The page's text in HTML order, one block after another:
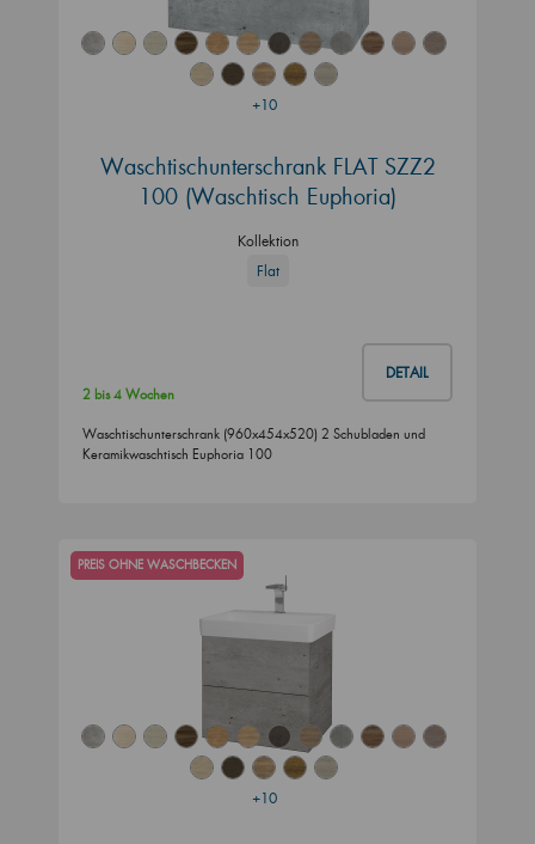
+10
Waschtischunterschrank FLAT SZZ2
100 (Waschtisch Euphoria)
Kollektion
Flat
DETAIL
2 bis 4 Wochen
Waschtischunterschrank (960x454x520) 2 Schubladen und
Keramikwaschtisch Euphoria 100
+10
PREIS OHNE WASCHBECKEN